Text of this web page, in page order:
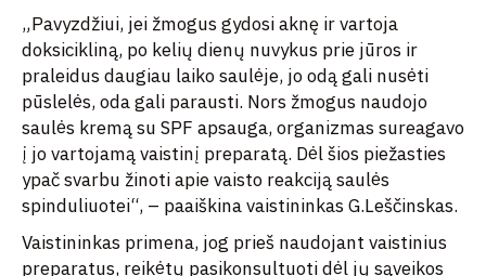
„Pavyzdžiui, jei žmogus gydosi aknę ir vartoja
doksicikliną, po kelių dienų nuvykus prie jūros ir
praleidus daugiau laiko saulėje, jo odą gali nusėti
pūslelės, oda gali parausti. Nors žmogus naudojo
saulės kremą su SPF apsauga, organizmas sureagavo
į jo vartojamą vaistinį preparatą. Dėl šios piežasties
ypač svarbu žinoti apie vaisto reakciją saulės
spinduliuotei“, – paaiškina vaistininkas G.Leščinskas.
Vaistininkas primena, jog prieš naudojant vaistinius
preparatus, reikėtų pasikonsultuoti dėl jų sąveikos